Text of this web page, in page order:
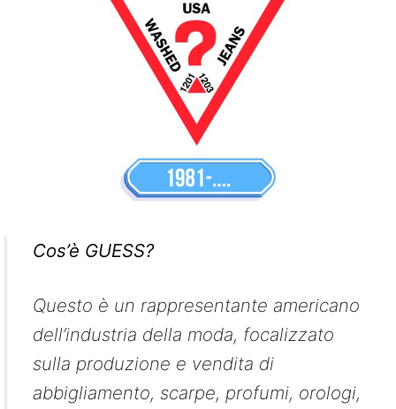
Cos’è GUESS?
Questo è un rappresentante americano
dell’industria della moda, focalizzato
sulla produzione e vendita di
abbigliamento, scarpe, profumi, orologi,